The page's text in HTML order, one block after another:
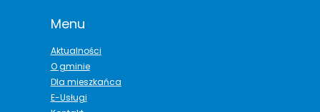
Menu
Aktualności
O gminie
Dla mieszkańca
E-Usługi